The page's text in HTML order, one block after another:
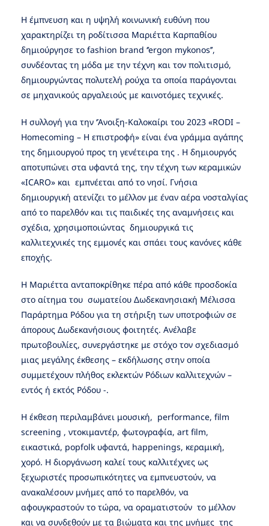
Η έμπνευση και η υψηλή κοινωνική ευθύνη που
χαρακτηρίζει τη ροδίτισσα Μαριέττα Καρπαθίου
δημιούργησε το fashion brand ‘’ergon mykonos’’,
συνδέοντας τη μόδα με την τέχνη και τον πολιτισμό,
δημιουργώντας πολυτελή ρούχα τα οποία παράγονται
σε μηχανικούς αργαλειούς με καινοτόμες τεχνικές.
Η συλλογή για την ‘Άνοιξη-Καλοκαίρι του 2023 «RODI –
Homecoming – Η επιστροφή» είναι ένα γράμμα αγάπης
της δημιουργού προς τη γενέτειρα της . Η δημιουργός
αποτυπώνει στα υφαντά της, την τέχνη των κεραμικών
«ICARO» και εμπνέεται από το νησί. Γνήσια
δημιουργική ατενίζει το μέλλον με έναν αέρα νοσταλγίας
από το παρελθόν και τις παιδικές της αναμνήσεις και
σχέδια, χρησιμοποιώντας δημιουργικά τις
καλλιτεχνικές της εμμονές και σπάει τους κανόνες κάθε
εποχής.
Η Μαριέττα ανταποκρίθηκε πέρα από κάθε προσδοκία
στο αίτημα του σωματείου Δωδεκανησιακή Μέλισσα
Παράρτημα Ρόδου για τη στήριξη των υποτροφιών σε
άπορους Δωδεκανήσιους φοιτητές. Ανέλαβε
πρωτοβουλίες, συνεργάστηκε με στόχο τον σχεδιασμό
μιας μεγάλης έκθεσης – εκδήλωσης στην οποία
συμμετέχουν πλήθος εκλεκτών Ρόδιων καλλιτεχνών –
εντός ή εκτός Ρόδου -.
Η έκθεση περιλαμβάνει μουσική, performance, film
screening , ντοκιμαντέρ, φωτογραφία, art film,
εικαστικά, popfolk υφαντά, happenings, κεραμική,
χορό. Η διοργάνωση καλεί τους καλλιτέχνες ως
ξεχωριστές προσωπικότητες να εμπνευστούν, να
ανακαλέσουν μνήμες από το παρελθόν, να
αφουγκραστούν το τώρα, να οραματιστούν το μέλλον
και να συνδεθούν με τα βιώματα και της μνήμες της